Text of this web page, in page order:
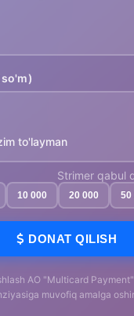
to'layman
Strimer qabul
10 000 20 000 50
DONAT QILISH
AO "Multicard
muvofiq amalga